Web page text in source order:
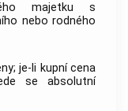
majetku s
nebo rodného
je-li kupní cena
se absolutní